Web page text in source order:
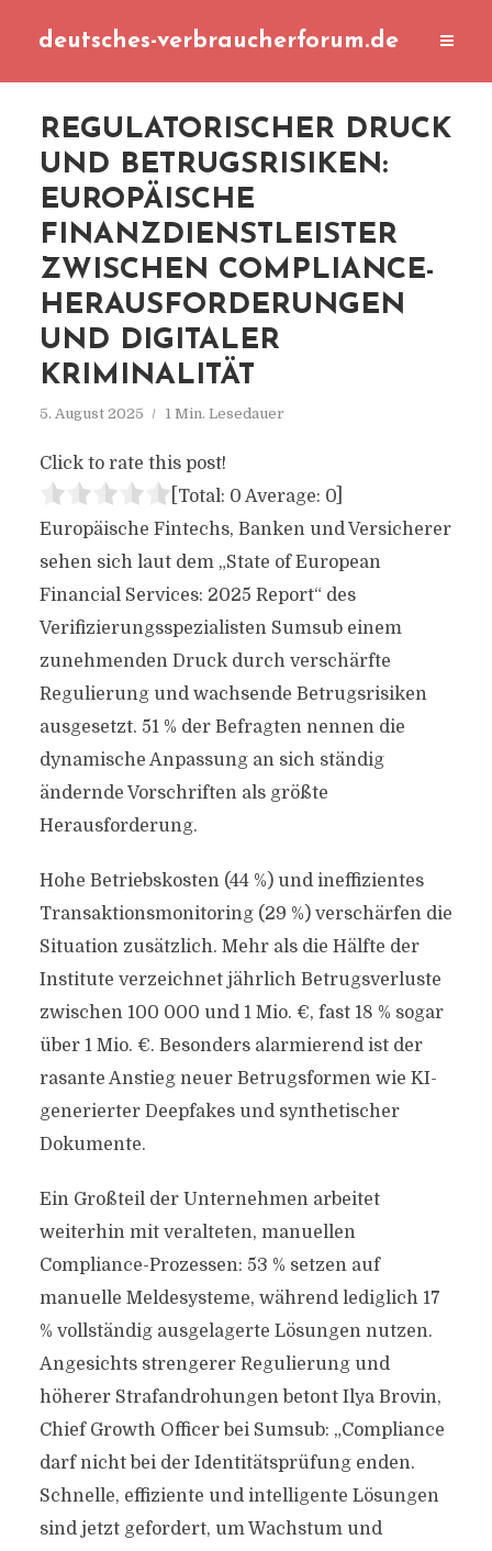
deutsches-verbraucherforum.de
REGULATORISCHER DRUCK
UND BETRUGSRISIKEN:
EUROPÄISCHE
FINANZDIENSTLEISTER
ZWISCHEN COMPLIANCE-
HERAUSFORDERUNGEN
UND DIGITALER
KRIMINALITÄT
5. August 2025 1 Min. Lesedauer
Click to rate this post!
[Total: 0 Average: 0]
Europäische Fintechs, Banken und Versicherer
sehen sich laut dem „State of European
Financial Services: 2025 Report“ des
Verifizierungsspezialisten Sumsub einem
zunehmenden Druck durch verschärfte
Regulierung und wachsende Betrugsrisiken
ausgesetzt. 51 % der Befragten nennen die
dynamische Anpassung an sich ständig
ändernde Vorschriften als größte
Herausforderung.
Hohe Betriebskosten (44 %) und ineffizientes
Transaktionsmonitoring (29 %) verschärfen die
Situation zusätzlich. Mehr als die Hälfte der
Institute verzeichnet jährlich Betrugsverluste
zwischen 100 000 und 1 Mio. €, fast 18 % sogar
über 1 Mio. €. Besonders alarmierend ist der
rasante Anstieg neuer Betrugsformen wie KI-
generierter Deepfakes und synthetischer
Dokumente.
Ein Großteil der Unternehmen arbeitet
weiterhin mit veralteten, manuellen
Compliance-Prozessen: 53 % setzen auf
manuelle Meldesysteme, während lediglich 17
% vollständig ausgelagerte Lösungen nutzen.
Angesichts strengerer Regulierung und
höherer Strafandrohungen betont Ilya Brovin,
Chief Growth Officer bei Sumsub: „Compliance
darf nicht bei der Identitätsprüfung enden.
Schnelle, effiziente und intelligente Lösungen
sind jetzt gefordert, um Wachstum und